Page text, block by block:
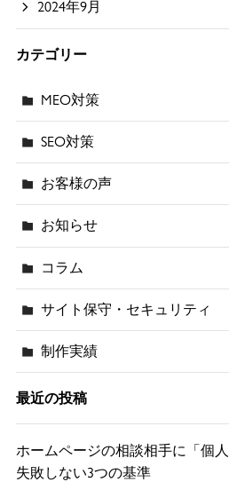
2024年9月
カテゴリー
MEO対策
SEO対策
お客様の声
お知らせ
コラム
サイト保守・セキュリティ
制作実績
最近の投稿
ホームページの相談相手に「個
失敗しない3つの基準